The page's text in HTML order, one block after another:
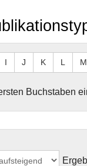
I J K L M
Buchstaben